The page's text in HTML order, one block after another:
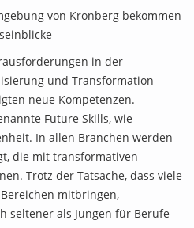
von Kronberg bekommen
in der
und Transformation
neue Kompetenzen.
Future Skills, wie
In allen Branchen werden
die mit transformativen
Trotz der Tatsache, dass viele
mitbringen,
seltener als Jungen für Berufe